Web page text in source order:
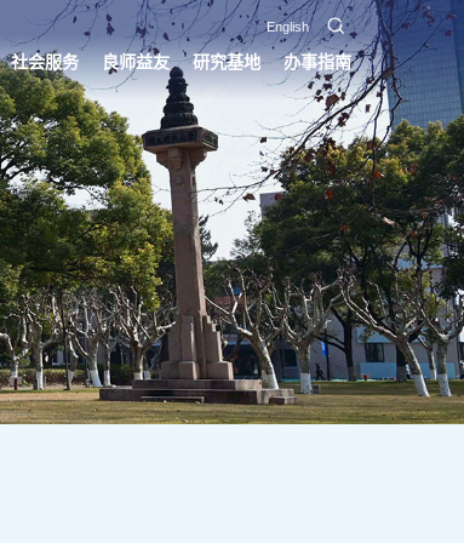
English
社会服务 良师益友 研究基地 办事指南